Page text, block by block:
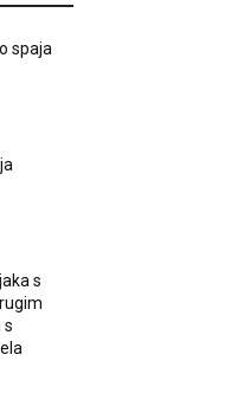
spaja
s
s